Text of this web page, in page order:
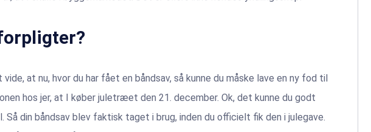
vide, at nu, hvor du har fået en båndsav, så kunne du måske lave en ny fod til
hos jer, at I køber juletræet den 21. december. Ok, det kunne du godt
din båndsav blev faktisk taget i brug, inden du officielt fik den i julegave.